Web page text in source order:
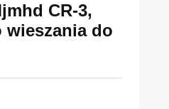
CR-3,
wieszania do